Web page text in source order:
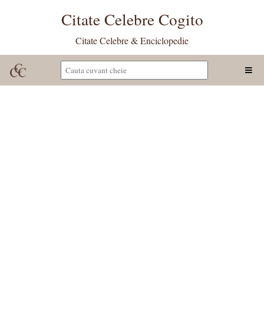
Citate Celebre Cogito
Citate Celebre & Enciclopedie